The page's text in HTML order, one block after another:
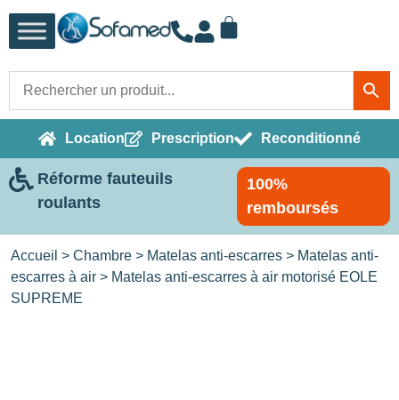
Location Prescription Reconditionné
Réforme fauteuils
roulants
100%
remboursés
Accueil > Chambre > Matelas anti-escarres > Matelas anti-
escarres à air > Matelas anti-escarres à air motorisé EOLE
SUPREME